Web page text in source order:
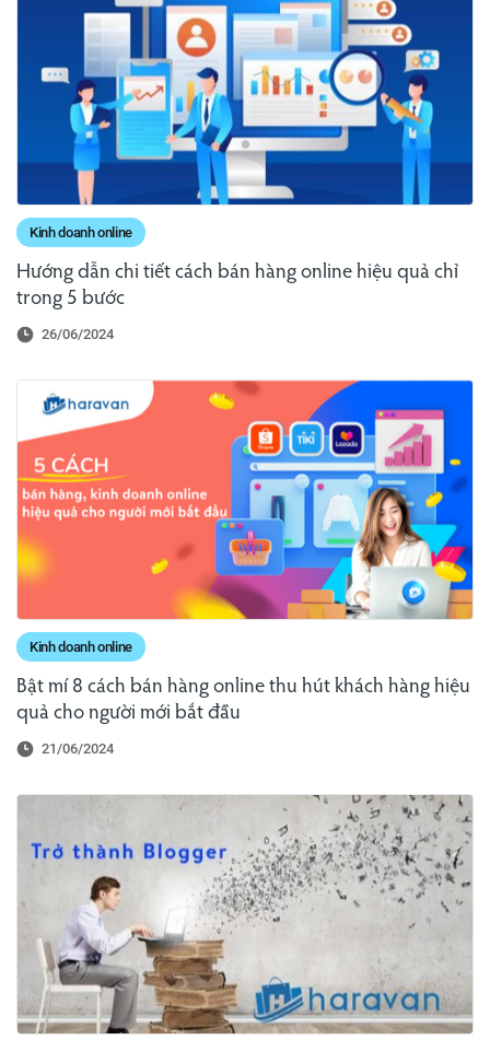
Kinh doanh online
Hướng dẫn chi tiết cách bán hàng online hiệu quả chỉ
trong 5 bước
26/06/2024
Kinh doanh online
Bật mí 8 cách bán hàng online thu hút khách hàng hiệu
quả cho người mới bắt đầu
21/06/2024